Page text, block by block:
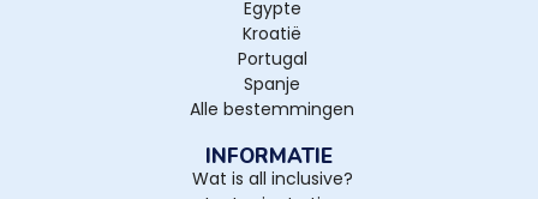
Egypte
Kroatië
Portugal
Spanje
Alle bestemmingen
INFORMATIE
Wat is all inclusive?